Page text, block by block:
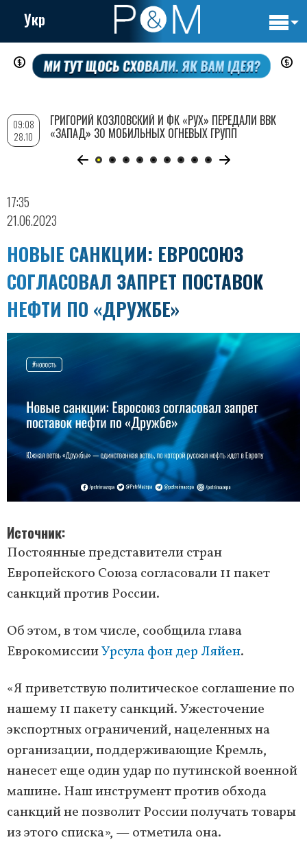
Перейти
содержанию
Укр
17:35
21.06.2023
НОВЫЕ САНКЦИИ: ЕВРОСОЮЗ
СОГЛАСОВАЛ ЗАПРЕТ ПОСТАВОК
НЕФТИ ПО «ДРУЖБЕ»
Источник
Постоянные представители стран
Европейского Союза согласовали 11 пакет
санкций против России.
Об этом, в том числе, сообщила глава
ЕврокомиссииУрсула фон дер Ляйен.
«Я приветствую политическое соглашение по
нашему 11 пакету санкций. Ужесточение
экспортных ограничений, нацеленных на
организации, поддерживающие Кремль,
нанесет еще один удар по путинской военной
машине. Наш инструмент против обхода
санкций не позволит России получать товары
из этого списка», — отметила она.
09:08
28.10
ГРИГОРИЙ КОЗЛОВСКИЙ И ФК «РУХ» ПЕРЕДАЛИ ВВК
«ЗАПАД» 30 МОБИЛЬНЫХ ОГНЕВЫХ ГРУПП